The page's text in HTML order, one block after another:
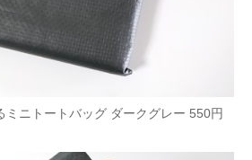
ミニトートバッグ ダークグレー 550円